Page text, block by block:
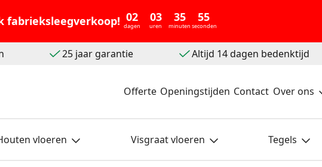
fabrieksleegverkoop! 02
dagen
03
uren
35
minuten
53
seconden
25 jaar garantie Altijd 14 dagen bedenktijd
Offerte Openingstijden Contact Over ons
vloeren Visgraat vloeren Tegels